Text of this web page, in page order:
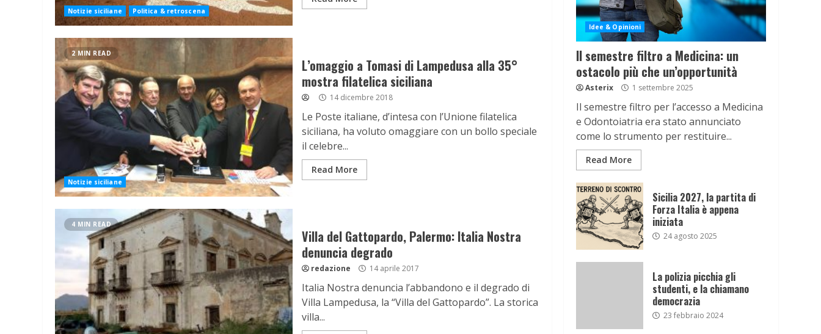
Notizie siciliane Politica & retroscena
2 MIN READ
Notizie siciliane
L’omaggio a Tomasi di Lampedusa alla 35°
mostra filatelica siciliana
14 dicembre 2018
Le Poste italiane, d’intesa con l’Unione filatelica
siciliana, ha voluto omaggiare con un bollo speciale
il celebre...
Read More
4 MIN READ
Villa del Gattopardo, Palermo: Italia Nostra
denuncia degrado
redazione 14 aprile 2017
Italia Nostra denuncia l’abbandono e il degrado di
Villa Lampedusa, la “Villa del Gattopardo”. La storica
villa...
Idee & Opinioni
Il semestre filtro a Medicina: un
ostacolo più che un’opportunità
Asterix 1 settembre 2025
Il semestre filtro per l’accesso a Medicina
e Odontoiatria era stato annunciato
come lo strumento per restituire...
Read More
Sicilia 2027, la partita di
Forza Italia è appena
iniziata
24 agosto 2025
La polizia picchia gli
studenti, e la chiamano
democrazia
23 febbraio 2024